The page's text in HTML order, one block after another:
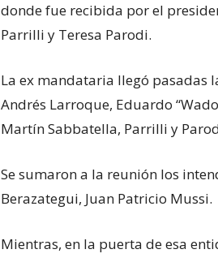
donde fue recibida por el
Parrilli y Teresa Parodi.
La ex mandataria llegó pasadas
Andrés Larroque, Eduardo
Martín Sabbatella, Parrilli y
Se sumaron a la reunión los
Berazategui, Juan Patricio Mussi.
Mientras, en la puerta de esa